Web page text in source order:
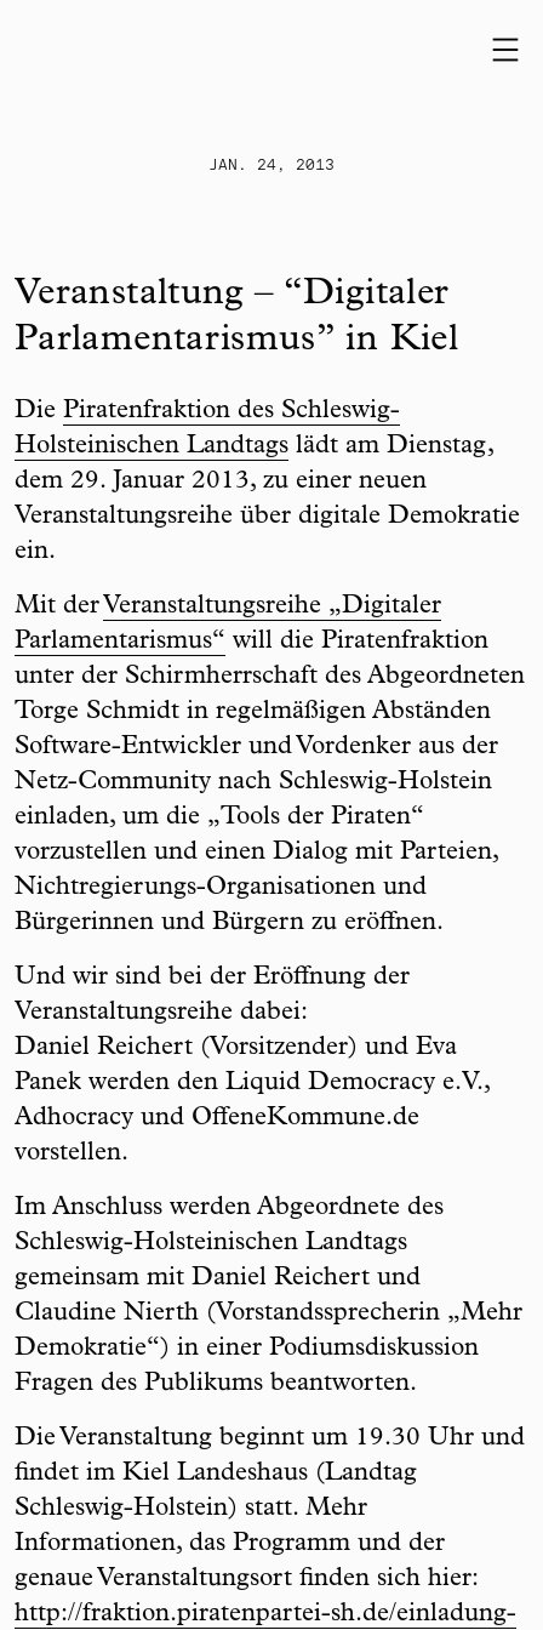
JAN. 24, 2013
Veranstaltung – “Digitaler
Parlamentarismus” in Kiel
Die Piratenfraktion des Schleswig-
Holsteinischen Landtags lädt am Dienstag,
dem 29. Januar 2013, zu einer neuen
Veranstaltungsreihe über digitale Demokratie
ein.
Mit der Veranstaltungsreihe „Digitaler
Parlamentarismus“ will die Piratenfraktion
unter der Schirmherrschaft des Abgeordneten
Torge Schmidt in regelmäßigen Abständen
Software-Entwickler und Vordenker aus der
Netz-Community nach Schleswig-Holstein
einladen, um die „Tools der Piraten“
vorzustellen und einen Dialog mit Parteien,
Nichtregierungs-Organisationen und
Bürgerinnen und Bürgern zu eröffnen.
Und wir sind bei der Eröffnung der
Veranstaltungsreihe dabei:
Daniel Reichert (Vorsitzender) und Eva
Panek werden den Liquid Democracy e.V.,
Adhocracy und OffeneKommune.de
vorstellen.
Im Anschluss werden Abgeordnete des
Schleswig-Holsteinischen Landtags
gemeinsam mit Daniel Reichert und
Claudine Nierth (Vorstandssprecherin „Mehr
Demokratie“) in einer Podiumsdiskussion
Fragen des Publikums beantworten.
Die Veranstaltung beginnt um 19.30 Uhr und
findet im Kiel Landeshaus (Landtag
Schleswig-Holstein) statt. Mehr
Informationen, das Programm und der
genaue Veranstaltungsort finden sich hier:
http://fraktion.piratenpartei-sh.de/einladung-